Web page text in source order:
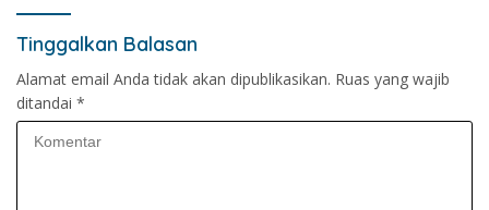
Tinggalkan Balasan
Alamat email Anda tidak akan dipublikasikan. Ruas yang wajib
ditandai *